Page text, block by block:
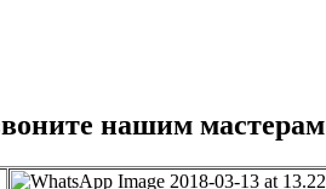
нашим мастерам